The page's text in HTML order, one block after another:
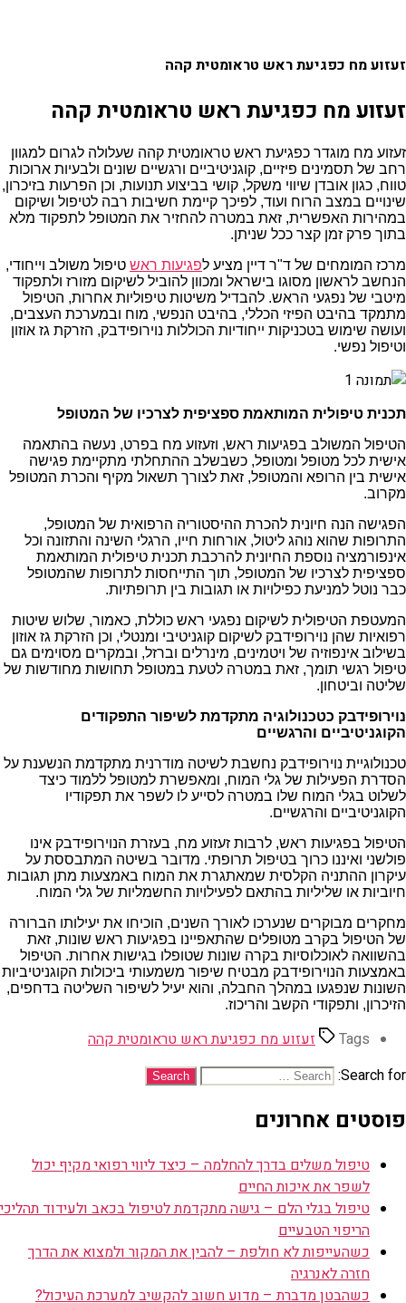
זעזוע מח כפגיעת ראש טראומטית קהה
זעזוע מח כפגיעת ראש טראומטית קהה
זעזוע מח מוגדר כפגיעת ראש טראומטית קהה שעלולה לגרום למגוון
רחב של תסמינים פיזיים, קוגניטיביים ורגשיים שונים ולבעיות ארוכות
טווח, כגון אובדן שיווי משקל, קושי בביצוע תנועות, וכן הפרעות בזיכרון,
שינויים במצב הרוח ועוד, לפיכך קיימת חשיבות רבה לטיפול ושיקום
במהירות האפשרית, זאת במטרה להחזיר את המטופל לתפקוד מלא
בתוך פרק זמן קצר ככל שניתן.
מרכז המומחים של ד"ר דיין מציע לפגיעות ראש טיפול משולב וייחודי,
הנחשב לראשון מסוגו בישראל ומכוון להוביל לשיקום מזורז ולתפקוד
מיטבי של נפגעי הראש. להבדיל משיטות טיפוליות אחרות, הטיפול
מתמקד בהיבט הפיזי הכללי, בהיבט הנפשי, מוח ובמערכת העצבים,
ועושה שימוש בטכניקות ייחודיות הכוללות נוירופידבק, הזרקת גז אוזון
וטיפול נפשי.
תכנית טיפולית המותאמת ספציפית לצרכיו של המטופל
הטיפול המשולב בפגיעות ראש, וזעזוע מח בפרט, נעשה בהתאמה
אישית לכל מטופל ומטופל, כשבשלב ההתחלתי מתקיימת פגישה
אישית בין הרופא והמטופל, זאת לצורך תשאול מקיף והכרת המטופל
מקרוב.
הפגישה הנה חיונית להכרת ההיסטוריה הרפואית של המטופל,
התרופות שהוא נוהג ליטול, אורחות חייו, הרגלי השינה והתזונה וכל
אינפורמציה נוספת החיונית להרכבת תכנית טיפולית המותאמת
ספציפית לצרכיו של המטופל, תוך התייחסות לתרופות שהמטופל
כבר נוטל למניעת כפילויות או תגובות בין תרופתיות.
המעטפת הטיפולית לשיקום נפגעי ראש כוללת, כאמור, שלוש שיטות
רפואיות שהן נוירופידבק לשיקום קוגניטיבי ומנטלי, וכן הזרקת גז אוזון
בשילוב אינפוזיה של ויטמינים, מינרלים וברזל, ובמקרים מסוימים גם
טיפול רגשי תומך, זאת במטרה לטעת במטופל תחושות מחודשות של
שליטה וביטחון.
נוירופידבק כטכנולוגיה מתקדמת לשיפור התפקודים
הקוגניטיביים והרגשיים
טכנולוגיית נוירופידבק נחשבת לשיטה מודרנית מתקדמת הנשענת על
הסדרת הפעילות של גלי המוח, ומאפשרת למטופל ללמוד כיצד
לשלוט בגלי המוח שלו במטרה לסייע לו לשפר את תפקודיו
הקוגניטיביים והרגשיים.
הטיפול בפגיעות ראש, לרבות זעזוע מח, בעזרת הנוירופידבק אינו
פולשני ואיננו כרוך בטיפול תרופתי. מדובר בשיטה המתבססת על
עיקרון ההתניה הקלסית שמאתגרת את המוח באמצעות מתן תגובות
חיוביות או שליליות בהתאם לפעילויות החשמליות של גלי המוח.
מחקרים מבוקרים שנערכו לאורך השנים, הוכיחו את יעילותו הברורה
של הטיפול בקרב מטופלים שהתאפיינו בפגיעות ראש שונות, זאת
בהשוואה לאוכלוסיות בקרה שונות שטופלו בגישות אחרות. הטיפול
באמצעות הנוירופידבק מבטיח שיפור משמעותי ביכולות הקוגניטיביות
השונות שנפגעו במהלך החבלה, והוא יעיל לשיפור השליטה בדחפים,
הזיכרון, ותפקודי הקשב והריכוז.
Tags
זעזוע מח כפגיעת ראש טראומטית קהה
Search for:
פוסטים אחרונים
טיפול משלים בדרך להחלמה – כיצד ליווי רפואי מקיף יכול
לשפר את איכות החיים
טיפול בגלי הלם – גישה מתקדמת לטיפול בכאב ולעידוד תהליכי
הריפוי הטבעיים
כשהעייפות לא חולפת – להבין את המקור ולמצוא את הדרך
חזרה לאנרגיה
כשהבטן מדברת – מדוע חשוב להקשיב למערכת העיכול?